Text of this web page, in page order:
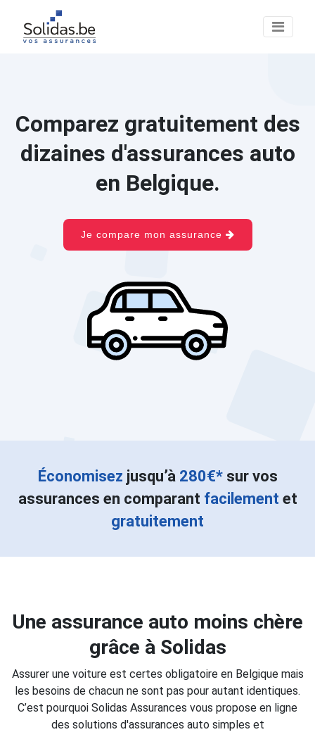
Comparez gratuitement des
dizaines d'assurances auto
en Belgique.
Je compare mon assurance
Économisez jusqu’à 280€*sur vos
assurances en comparant facilement et
gratuitement
Une assurance auto moins chère
grâce à Solidas
Assurer une voiture est certes obligatoire en Belgique mais
les besoins de chacun ne sont pas pour autant identiques.
C’est pourquoi Solidas Assurances vous propose en ligne
des solutions d'assurances auto simples et